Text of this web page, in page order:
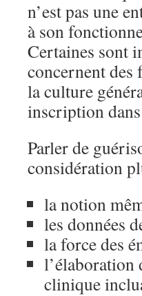
n’est pas une
à son
Certaines sont
concernent des
la culture
inscription dans
Parler de
considération
la notion
les données
la force des
l’élaboration
clinique